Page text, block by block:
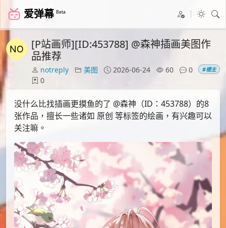
爱弹幕 Beta
[P站画师][ID:453788] @森神插画美图作
品推荐
notreply 美图 2026-06-24 60
0
0
#楼主
没什么比找插画更摸鱼的了 @森神（ID：453788）的8
张作品，擅长一些诸如 原创 等标签的绘画，有兴趣可以
关注嘛。